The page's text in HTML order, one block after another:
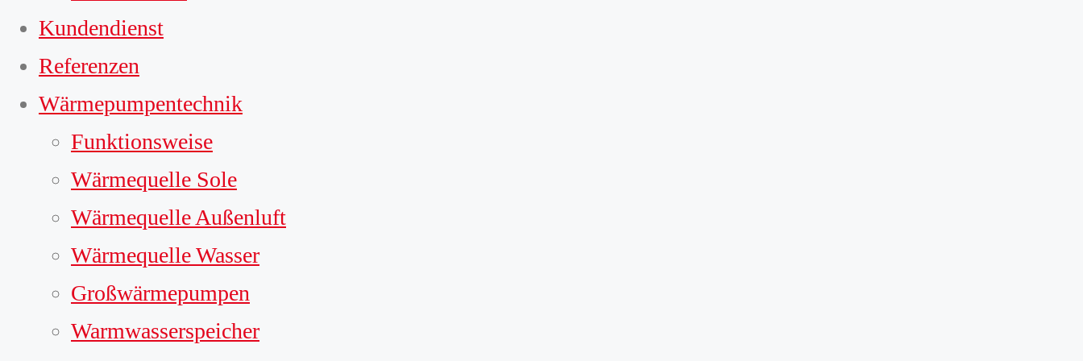
Kundendienst
Referenzen
Wärmepumpentechnik
Funktionsweise
Wärmequelle Sole
Wärmequelle Außenluft
Wärmequelle Wasser
Großwärmepumpen
Warmwasserspeicher